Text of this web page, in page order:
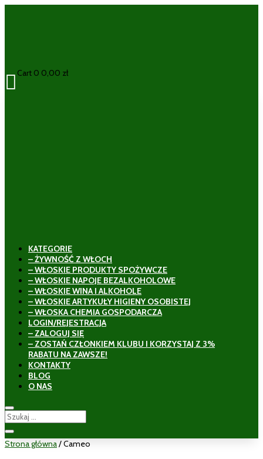
 Cart 0 0,00 zł
KATEGORIE
– ŻYWNOŚĆ Z WŁOCH
– WŁOSKIE PRODUKTY SPOŻYWCZE
– WŁOSKIE NAPOJE BEZALKOHOLOWE
– WŁOSKIE WINA I ALKOHOLE
– WŁOSKIE ARTYKUŁY HIGIENY OSOBISTEJ
– WŁOSKA CHEMIA GOSPODARCZA
LOGIN/REJESTRACJA
– ZALOGUJ SIĘ
– ZOSTAŃ CZŁONKIEM KLUBU I KORZYSTAJ Z 3%
RABATU NA ZAWSZE!
KONTAKTY
BLOG
O NAS
Strona główna/ Cameo